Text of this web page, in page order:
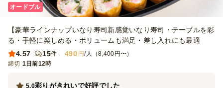
オードブル
【豪華ラインナップいなり寿司新感覚いなり寿司・テーブルを彩
る・手軽に楽しめる・ボリュームも満足・差し入れにも最適
4.57
15件 490 円/人（8,400円〜）
締切 1日前12時
彩りがきれいで好評でした
5.0